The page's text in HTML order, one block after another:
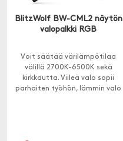
BlitzWolf BW-CML2 näytön
valopalkki RGB
Voit säätää värilämpötilaa
välillä 2700K-6500K sekä
kirkkautta. Viileä valo sopii
parhaiten työhön, lämmin valo